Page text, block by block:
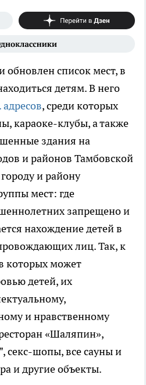
обновлен список мест, в
детям. В него
, среди которых
караоке-клубы, а также
здания на
и районов Тамбовской
и району
мест: где
запрещено и
нахождение детей в
лиц. Так, к
которых может
детей, их
и нравственному
«Шаляпин»,
секс-шопы, все сауны и
и другие объекты.